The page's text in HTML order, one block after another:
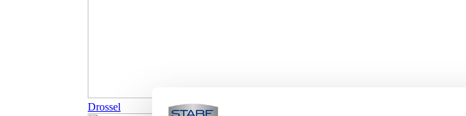
Drossel